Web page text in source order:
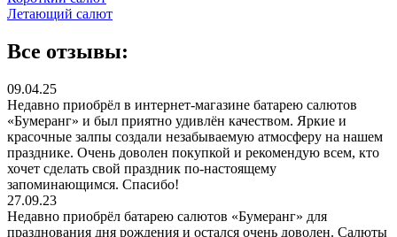
Летающий салют
Все отзывы:
09.04.25
Недавно приобрёл в интернет-магазине батарею салютов
«Бумеранг» и был приятно удивлён качеством. Яркие и
красочные залпы создали незабываемую атмосферу на нашем
празднике. Очень доволен покупкой и рекомендую всем, кто
хочет сделать свой праздник по-настоящему
запоминающимся. Спасибо!
27.09.23
Недавно приобрёл батарею салютов «Бумеранг» для
празднования дня рождения и остался очень доволен. Салюты